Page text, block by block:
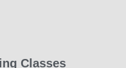
Classes